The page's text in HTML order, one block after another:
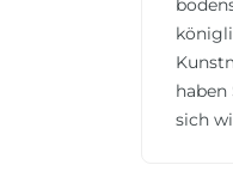
sich